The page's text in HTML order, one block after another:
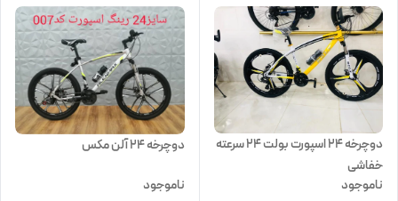
دوچرخه 24 اسپورت بولت 24 سرعته
خفاشی
ناموجود
دوچرخه 24 آلن مکس
ناموجود